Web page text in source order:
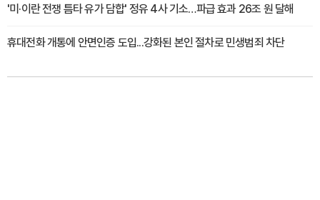
'미·이란 전쟁 틈타 유가 담합' 정유 4사 기소…파급 효과 26조 원 달해
휴대전화 개통에 안면인증 도입...강화된 본인 절차로 민생범죄 차단